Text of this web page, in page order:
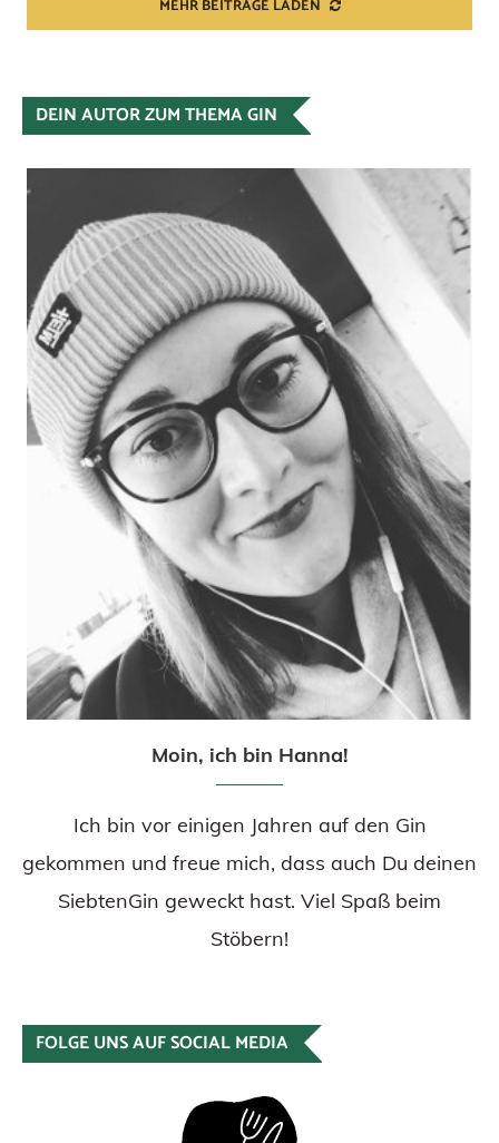
MEHR BEITRÄGE LADEN
DEIN AUTOR ZUM THEMA GIN
Moin, ich bin Hanna!
Ich bin vor einigen Jahren auf den Gin
gekommen und freue mich, dass auch Du deinen
SiebtenGin geweckt hast. Viel Spaß beim
Stöbern!
FOLGE UNS AUF SOCIAL MEDIA